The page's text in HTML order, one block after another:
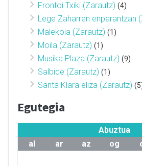
Frontoi Txiki (Zarautz) (4)
Lege Zaharren enparantzan
Malekoia (Zarautz) (1)
Moila (Zarautz) (1)
Musika Plaza (Zarautz) (9)
Salbide (Zarautz) (1)
Santa Klara eliza (Zarautz)
Egutegia
Abuztua
al
ar az og